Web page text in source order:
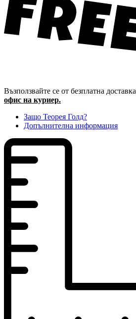
Възползвайте се от безплатна доставка
офис на куриер.
Защо Теорея Голд?
Допълнителна информация